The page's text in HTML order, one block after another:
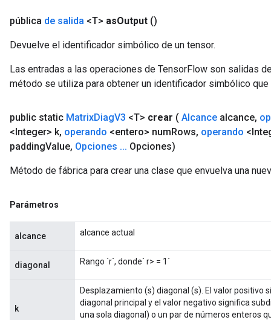
pública de salida <T> asOutput ()
Devuelve el identificador simbólico de un tensor.
Las entradas a las operaciones de TensorFlow son salidas
método se utiliza para obtener un identificador simbólico
public static MatrixDiagV3 <T> crear ( Alcance alcance,
<Integer> k, operando <entero> numRows, operando
paddingValue, Opciones ... Opciones)
Método de fábrica para crear una clase que envuelva una
Parámetros
alcance alcance actual
diagonal Rango `r`, donde` r> = 1`
k
Desplazamiento (s) diagonal (s). El valor positivo
diagonal principal y el valor negativo significa
una sola diagonal) o un par de números enteros